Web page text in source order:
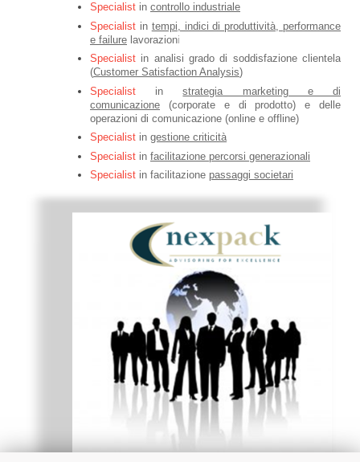
Specialist in controllo industriale
Specialist in tempi, indici di produttività, performance
e failure lavorazioni
Specialist in analisi grado di soddisfazione clientela
(Customer Satisfaction Analysis)
Specialist
instrategia marketing e di
comunicazione (corporate e di prodotto) e delle
operazioni di comunicazione (online e offline)
Specialist in gestione criticità
Specialist in facilitazione percorsi generazionali
Specialist in facilitazione passaggi societari